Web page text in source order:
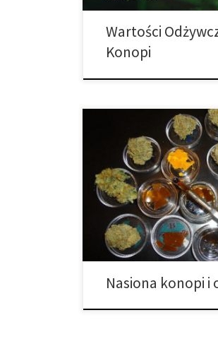
Wartości
Konopi
Nasiona konopi znane są na
zastosowaniach takich jak
jak również żywność,
niezbędne nienasycone
omega-6, omega-9 i GLA, a
zawiera wszystkie
poszczególnych krajach
regiony i musisz […]
Nasiona konopi i